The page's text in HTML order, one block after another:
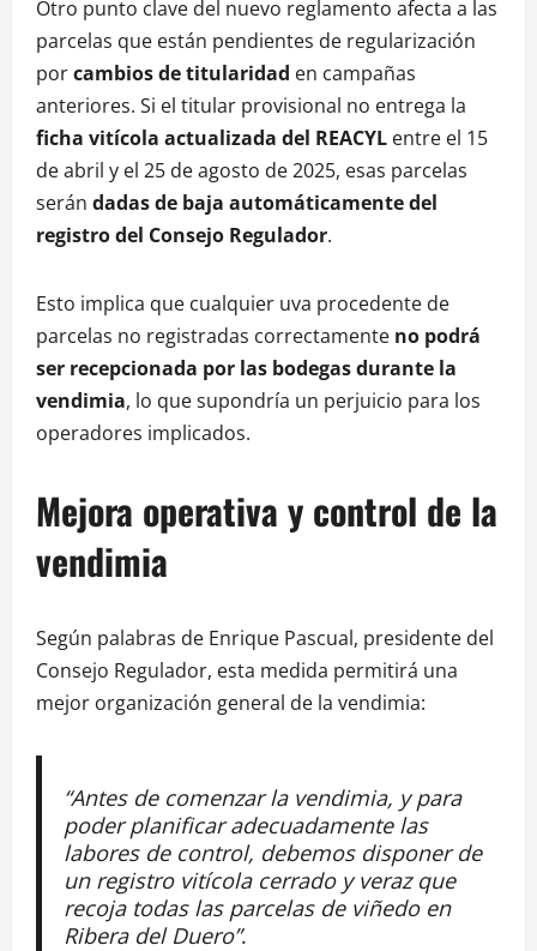
Otro punto clave del nuevo reglamento afecta a las
parcelas que están pendientes de regularización
porcambios de titularidad en campañas
anteriores. Si el titular provisional no entrega la
ficha vitícola actualizada del REACYL entre el 15
de abril y el 25 de agosto de 2025, esas parcelas
serán dadas de baja automáticamente del
registro del Consejo Regulador.
Esto implica que cualquier uva procedente de
parcelas no registradas correctamente no podrá
ser recepcionada por las bodegas durante la
vendimia, lo que supondría un perjuicio para los
operadores implicados.
Mejora operativa y control de la
vendimia
Según palabras de Enrique Pascual, presidente del
Consejo Regulador, esta medida permitirá una
mejor organización general de la vendimia:
“Antes de comenzar la vendimia, y para
poder planificar adecuadamente las
labores de control, debemos disponer de
un registro vitícola cerrado y veraz que
recoja todas las parcelas de viñedo en
Ribera del Duero”.